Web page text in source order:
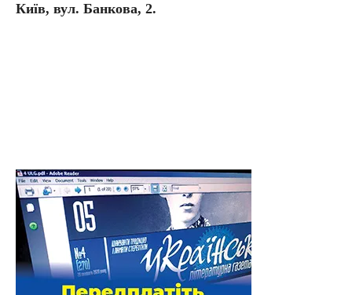
Київ, вул. Банкова, 2.